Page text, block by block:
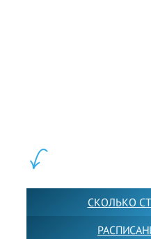
СКОЛЬКО